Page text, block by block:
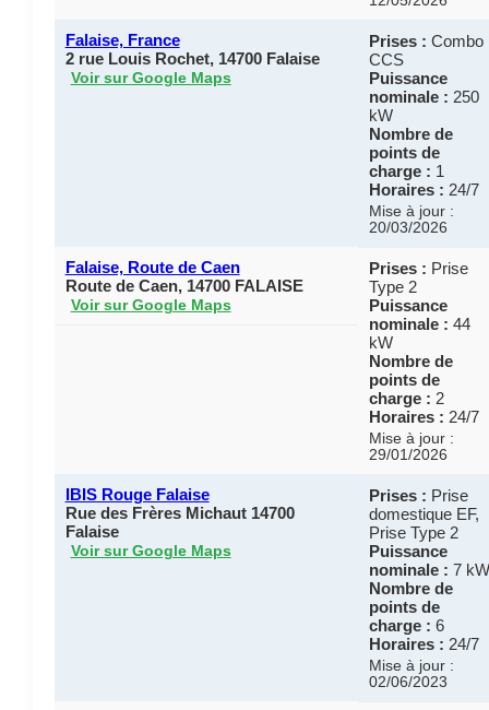
Falaise, France
2 rue Louis Rochet, 14700 Falaise
Voir sur Google Maps
Prises : Combo
CCS
Puissance
nominale : 250
kW
Nombre de
points de
charge : 1
Horaires : 24/7
Mise à jour :
20/03/2026
Falaise, Route de Caen
Route de Caen, 14700 FALAISE
Voir sur Google Maps
Prises : Prise
Type 2
Puissance
nominale : 44
kW
Nombre de
points de
charge : 2
Horaires : 24/7
Mise à jour :
29/01/2026
IBIS Rouge Falaise
Rue des Frères Michaut 14700
Falaise
Voir sur Google Maps
Prises : Prise
domestique EF,
Prise Type 2
Puissance
nominale : 7 kW
Nombre de
points de
charge : 6
Horaires : 24/7
Mise à jour :
02/06/2023